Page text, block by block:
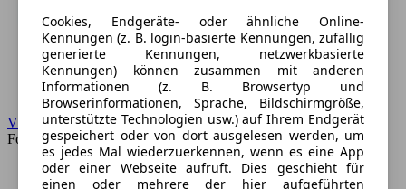
VW
Forum
Cookies, Endgeräte- oder ähnliche Online-
Kennungen (z. B. login-basierte Kennungen, zufällig
generierte Kennungen, netzwerkbasierte
Kennungen) können zusammen mit anderen
Informationen (z. B. Browsertyp und
Browserinformationen, Sprache, Bildschirmgröße,
unterstützte Technologien usw.) auf Ihrem Endgerät
gespeichert oder von dort ausgelesen werden, um
es jedes Mal wiederzuerkennen, wenn es eine App
oder einer Webseite aufruft. Dies geschieht für
einen oder mehrere der hier aufgeführten